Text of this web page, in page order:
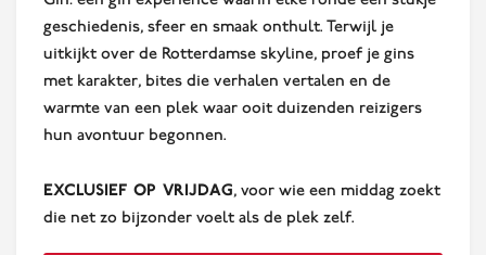
geschiedenis, sfeer en smaak onthult. Terwijl je
uitkijkt over de Rotterdamse skyline, proef je gins
met karakter, bites die verhalen vertalen en de
warmte van een plek waar ooit duizenden reizigers
hun avontuur begonnen.
Exclusief op vrijdag, voor wie een middag zoekt
die net zo bijzonder voelt als de plek zelf.